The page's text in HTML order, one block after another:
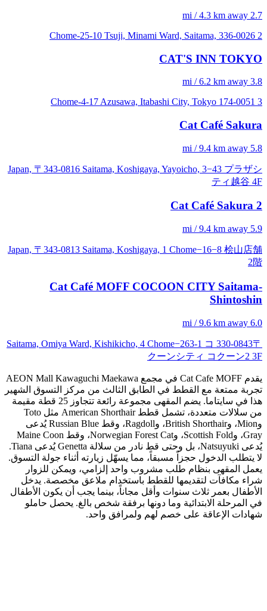
2.7 mi / 4.3 km away
2 Chome-25-10 Tsuji, Minami Ward, Saitama, 336-0026
CAT'S INN TOKYO
3.8 mi / 6.2 km away
3 Chome-4-17 Azusawa, Itabashi City, Tokyo 174-0051
Cat Café Sakura
5.8 mi / 9.4 km away
Japan, 〒343-0816 Saitama, Koshigaya, Yayoicho, 3−43 プラザシ
ティ越谷 4F
Cat Café Sakura 2
5.9 mi / 9.4 km away
Japan, 〒343-0813 Saitama, Koshigaya, 1 Chome−16−8 桧山店舗
2階
Cat Café MOFF COCOON CITY Saitama-
Shintoshin
6.0 mi / 9.6 km away
〒330-0843 Saitama, Omiya Ward, Kishikicho, 4 Chome−263-1 コ
クーンシティ コクーン2 3F
يقدم Cat Cafe MOFF في مجمع AEON Mall Kawaguchi Maekawa
تجربة ممتعة مع القطط في الطابق الثالث من مركز التسوق الشهير
هذا في سايتاما. يضم المقهى مجموعة رائعة تتجاوز 25 قطة مقيمة
من سلالات متعددة، تشمل قطط American Shorthair مثل Toto
وMion، وBritish Shorthair، وRagdoll، وقط Russian Blue يُدعى
Gray، وScottish Fold، وNorwegian Forest Cat، وقط Maine Coon
يُدعى Natsuyuki، بل وحتى قط نادر من سلالة Genetta يُدعى Tiana.
لا يتطلب الدخول حجزاً مسبقاً، مما يسهّل زيارته أثناء جولة التسوق.
يعمل المقهى بنظام طلب مشروب واحد إلزامي، ويمكن للزوار
شراء مكافآت لتقديمها للقطط باستخدام ملاعق مخصصة. يدخل
الأطفال بعمر ثلاث سنوات وأقل مجاناً، بينما يجب أن يكون الأطفال
في المرحلة الابتدائية وما دونها برفقة شخص بالغ. يحصل حاملو
شهادات الإعاقة على خصم لهم ولمرافق واحد.